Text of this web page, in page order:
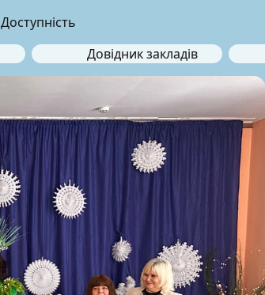
Доступність
Довідник закладів